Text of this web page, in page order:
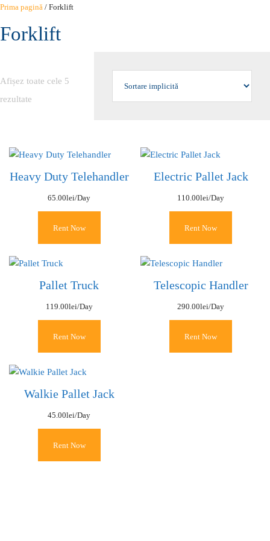
Sari
conținut
Prima pagină / Forklift
Forklift
Afișez toate cele 5
rezultate
Heavy Duty Telehandler
65.00lei/Day
Rent Now
Electric Pallet Jack
110.00lei/Day
Rent Now
Pallet Truck
119.00lei/Day
Rent Now
Telescopic Handler
290.00lei/Day
Rent Now
Walkie Pallet Jack
45.00lei/Day
Rent Now